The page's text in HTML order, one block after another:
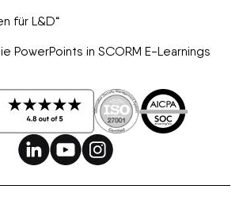
für L&D“
PowerPoints in SCORM E-Learnings